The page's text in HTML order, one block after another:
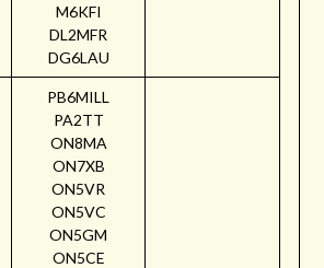
M6KFI
DL2MFR
DG6LAU
PB6MILL
PA2TT
ON8MA
ON7XB
ON5VR
ON5VC
ON5GM
ON5CE